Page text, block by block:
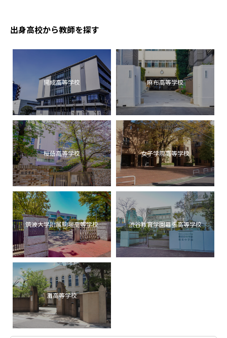
出身高校から教師を探す
開成高等学校 麻布高等学校
桜蔭高等学校 女子学院高等学校
筑波大学附属駒場高等学校 渋谷教育学園幕張高等学校
灘高等学校